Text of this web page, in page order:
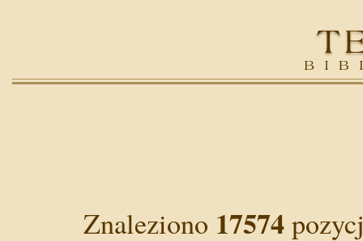
Znaleziono 17574